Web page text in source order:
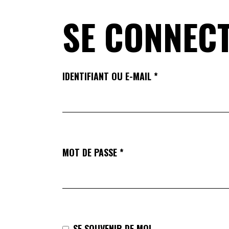
SE
IDENTIFIANT OU E-MAIL*
MOT DE PASSE*